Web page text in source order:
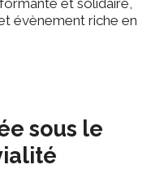
évènement riche en
sous le